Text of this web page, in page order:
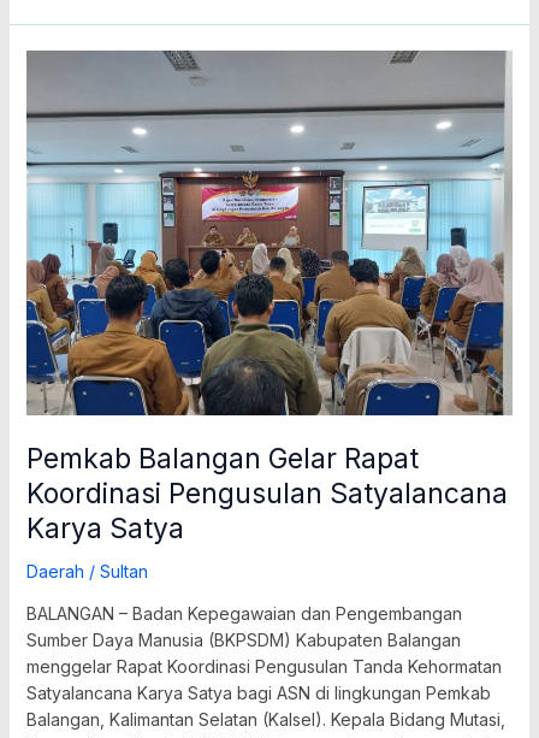
Pemkab Balangan Gelar Rapat
Koordinasi Pengusulan Satyalancana
Karya Satya
Daerah / Sultan
BALANGAN – Badan Kepegawaian dan Pengembangan
Sumber Daya Manusia (BKPSDM) Kabupaten Balangan
menggelar Rapat Koordinasi Pengusulan Tanda Kehormatan
Satyalancana Karya Satya bagi ASN di lingkungan Pemkab
Balangan, Kalimantan Selatan (Kalsel). Kepala Bidang Mutasi,
Gelar
Koordinasi
Satyalancana
Karya
Satya